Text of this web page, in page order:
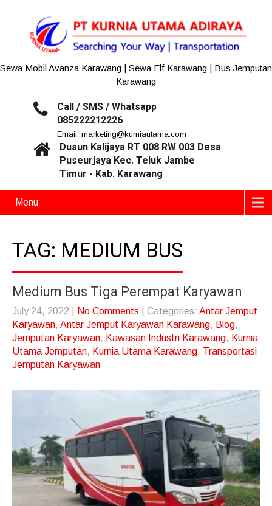
Sewa Mobil Avanza Karawang | Sewa Elf Karawang | Bus Jemputan
Karawang
Call / SMS / Whatsapp
085222212226
Email: marketing@kurniautama.com
Dusun Kalijaya RT 008 RW 003 Desa
Puseurjaya Kec. Teluk Jambe
Timur - Kab. Karawang
Menu
TAG: MEDIUM BUS
Medium Bus Tiga Perempat Karyawan
July 24, 2022 No Comments | Categories: Antar Jemput
Karyawan, Antar Jemput Karyawan Karawang, Blog,
Jemputan Karyawan, Kawasan Industri Karawang, Kurnia
Utama Jemputan, Kurnia Utama Karawang, Transportasi
Jemputan Karyawan